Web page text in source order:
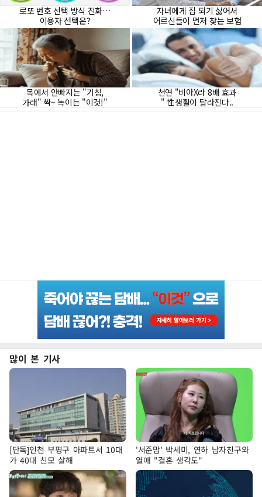
많이 본 기사
[단독]인천 부평구 아파트서 10대
가 40대 친모 살해
'서준맘' 박세미, 연하 남자친구와
열애 "결혼 생각도"